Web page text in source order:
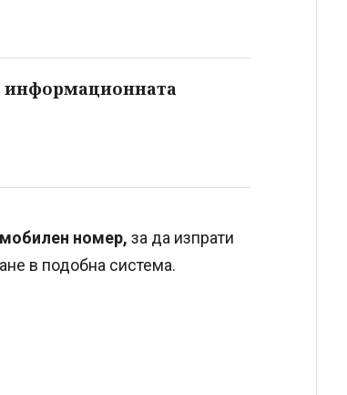
информационната
номер, за да изпрати
в подобна система.